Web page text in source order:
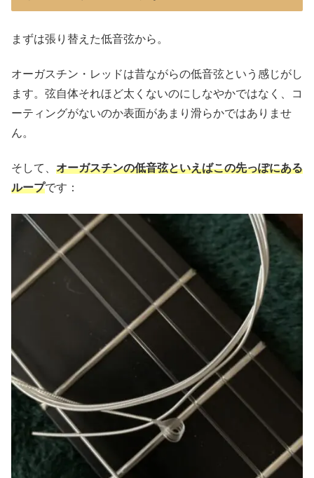
まずは張り替えた低音弦から。
オーガスチン・レッドは昔ながらの低音弦という感じがし
ます。弦自体それほど太くないのにしなやかではなく、コ
ーティングがないのか表面があまり滑らかではありませ
ん。
そして、 オーガスチンの低音弦といえばこの先っぽにある
ループです：